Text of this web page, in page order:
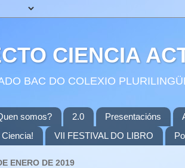
CIENCIA
BAC DO COLEXIO
somos? 2.0 Presentacións
VII FESTIVAL DO LIBRO
ENERO DE 2019